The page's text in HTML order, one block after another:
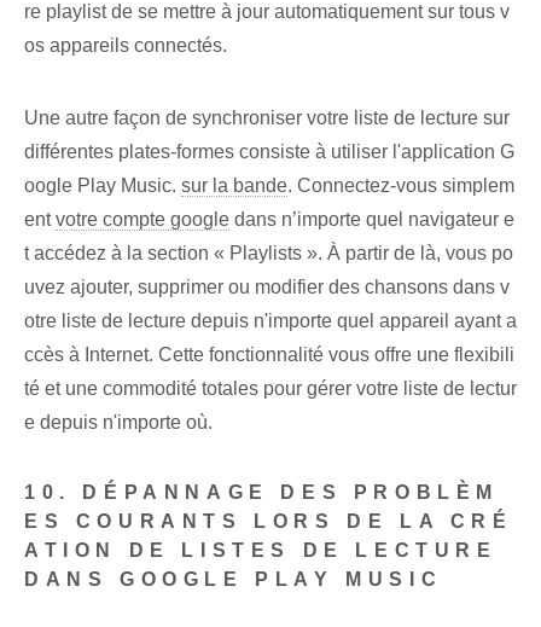
re playlist de se mettre à jour automatiquement sur tous v
os appareils connectés.
Une autre façon de synchroniser votre liste de lecture sur
différentes plates-formes consiste à utiliser l'application G
oogle Play Music. sur la bande. Connectez-vous simplem
entvotre compte google dans n’importe quel navigateur e
t accédez à la section « Playlists »⁤. À partir de là, vous po
uvez ajouter, supprimer ou modifier des chansons dans v
otre liste de lecture ⁤depuis n'importe quel appareil ayant a
ccès à Internet. Cette fonctionnalité vous offre une flexibili
té et une commodité totales pour gérer votre liste de lectur
e depuis n'importe où.
10. DÉPANNAGE DES PROBLÈM
ES COURANTS LORS DE LA CRÉ
ATION DE LISTES DE LECTURE
DANS GOOGLE PLAY MUSIC